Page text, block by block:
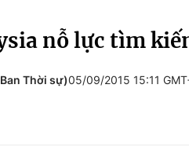
nỗ lực tìm
Thời sự)05/09/2015 15:11